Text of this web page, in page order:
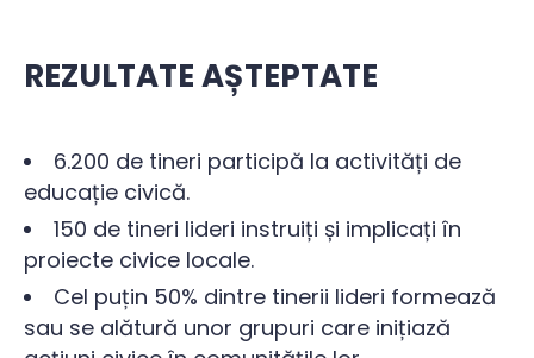
REZULTATE AȘTEPTATE
6.200 de tineri participă la activități de
educație civică.
150 de tineri lideri instruiți și implicați în
proiecte civice locale.
Cel puțin 50% dintre tinerii lideri formează
sau se alătură unor grupuri care inițiază